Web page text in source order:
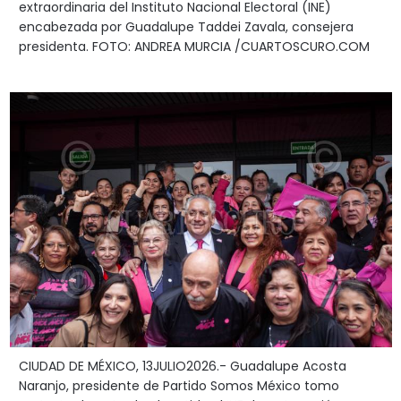
extraordinaria del Instituto Nacional Electoral (INE)
encabezada por Guadalupe Taddei Zavala, consejera
presidenta. FOTO: ANDREA MURCIA /CUARTOSCURO.COM
CIUDAD DE MÉXICO, 13JULIO2026.- Guadalupe Acosta
Naranjo, presidente de Partido Somos México tomo